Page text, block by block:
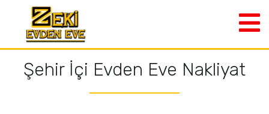
Şehir İçi Evden Eve Nakliyat